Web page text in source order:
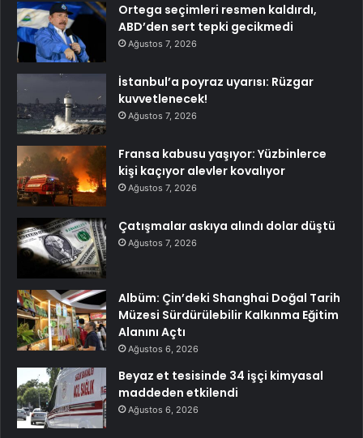
Ortega seçimleri resmen kaldırdı,
ABD’den sert tepki gecikmedi
Ağustos 7, 2026
İstanbul’a poyraz uyarısı: Rüzgar
kuvvetlenecek!
Ağustos 7, 2026
Fransa kabusu yaşıyor: Yüzbinlerce
kişi kaçıyor alevler kovalıyor
Ağustos 7, 2026
Çatışmalar askıya alındı dolar düştü
Ağustos 7, 2026
Albüm: Çin’deki Shanghai Doğal Tarih
Müzesi Sürdürülebilir Kalkınma Eğitim
Alanını Açtı
Ağustos 6, 2026
Beyaz et tesisinde 34 işçi kimyasal
maddeden etkilendi
Ağustos 6, 2026